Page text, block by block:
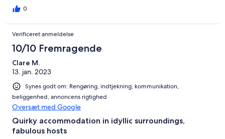
0
Verificeret anmeldelse
10/10 Fremragende
Clare M.
13. jan. 2023
Synes godt om: Rengøring, indtjekning, kommunikation,
beliggenhed, annoncens rigtighed
Oversæt med Google
Quirky accommodation in idyllic surroundings,
fabulous hosts